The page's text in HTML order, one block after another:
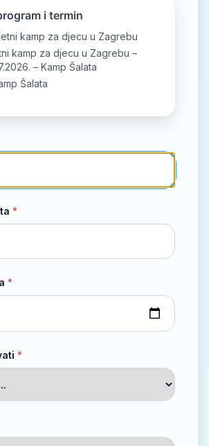
i termin
kamp za djecu u Zagrebu
kamp za djecu u Zagrebu –
– Kamp Šalata
Šalata
*
*
*